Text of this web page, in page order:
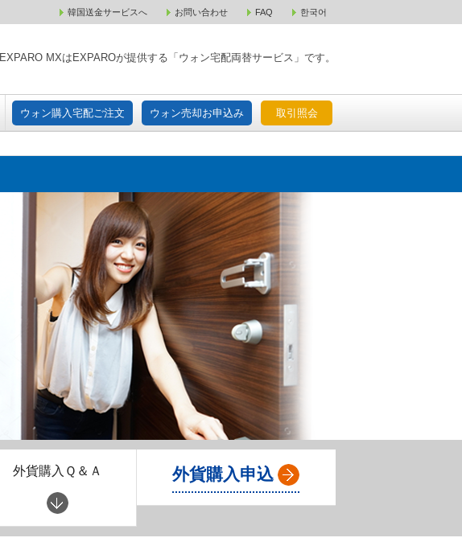
韓国送金サービスへ お問い合わせ FAQ 한국어
EXPARO MXはEXPAROが提供する「ウォン宅配両替サービス」です。
ウォン購入宅配ご注文 ウォン売却お申込み 取引照会
ウォン購入宅配ご注文 ウォン売却お申込み 取引照会
外貨購入Ｑ＆Ａ 外貨購入申込